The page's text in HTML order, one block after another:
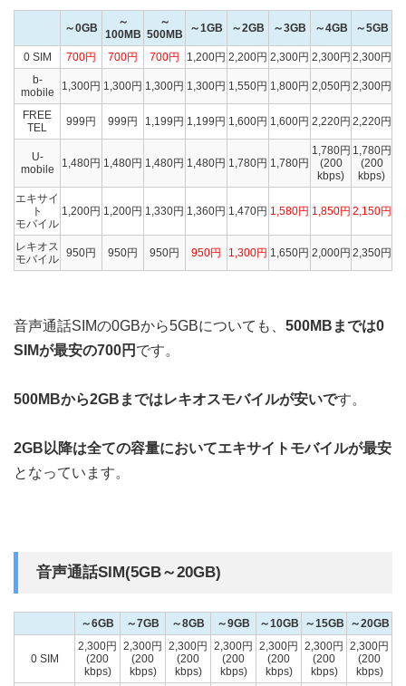
～0GB
～
100MB
～
500MB
～1GB ～2GB ～3GB ～4GB ～5GB
0 SIM 700円 700円 700円 1,200円 2,200円 2,300円 2,300円 2,300円
b-
mobile
1,300円 1,300円 1,300円 1,300円 1,550円 1,800円 2,050円 2,300円
FREE
TEL
999円 999円 1,199円 1,199円 1,600円 1,600円 2,220円 2,220円
U-
mobile
1,480円 1,480円 1,480円 1,480円 1,780円 1,780円
1,780円
(200
kbps)
1,780円
(200
kbps)
エキサイ
ト
モバイル
1,200円 1,200円 1,330円 1,360円 1,470円 1,580円 1,850円 2,150円
レキオス
モバイル 950円 950円 950円 950円 1,300円 1,650円 2,000円 2,350円
音声通話SIMの0GBから5GBについても、 500MBまでは0
SIMが最安の700円 です。
500MBから2GBまではレキオスモバイルが安いです。
2GB以降は全ての容量においてエキサイトモバイルが最安
となっています。
音声通話SIM(5GB～20GB)
～6GB ～7GB ～8GB ～9GB ～10GB ～15GB ～20GB
0 SIM
2,300円
(200
kbps)
2,300円
(200
kbps)
2,300円
(200
kbps)
2,300円
(200
kbps)
2,300円
(200
kbps)
2,300円
(200
kbps)
2,300円
(200
kbps)